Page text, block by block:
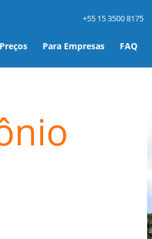
Preços Para Empresas FAQ
+55 15 3500 8175